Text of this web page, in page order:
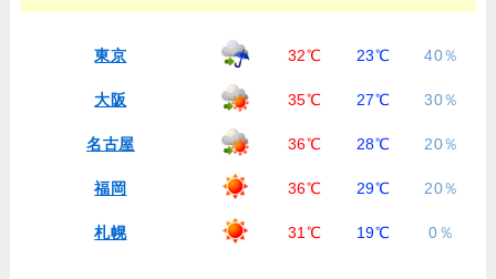
東京 32℃ 23℃ 40％
大阪 35℃ 27℃ 30％
名古屋 36℃ 28℃ 20％
福岡 36℃ 29℃ 20％
札幌 31℃ 19℃ 0％